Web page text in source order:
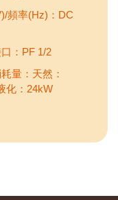
頻率(Hz)：DC
：PF 1/2
量：天然：
化：24kW